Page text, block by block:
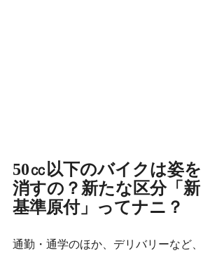
50㏄以下のバイクは姿を
消すの？新たな区分「新
基準原付」ってナニ？
通勤・通学のほか、デリバリーなど、